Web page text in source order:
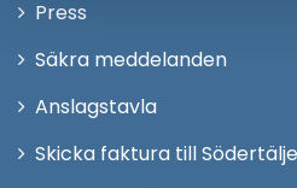
Press
fönster
Säkra meddelanden
Anslagstavla
Skicka faktura till